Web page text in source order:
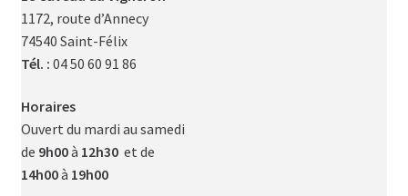
1172, route d’Annecy
74540 Saint-Félix
Tél. : 04 50 60 91 86
Horaires
Ouvert du mardi au samedi
de 9h00à 12h30 et de
14h00à 19h00